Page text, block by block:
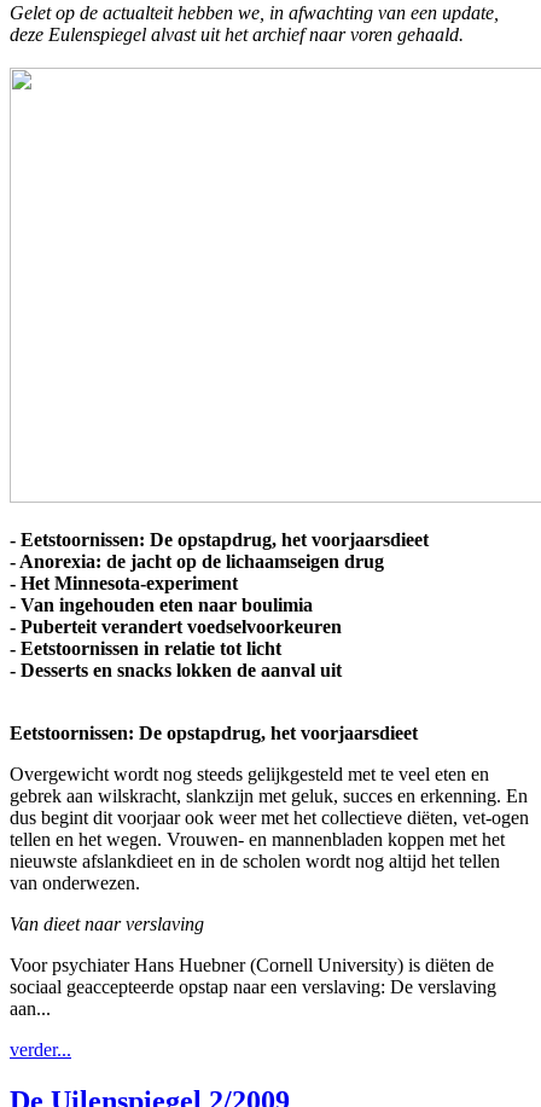
Gelet op de actualteit hebben we, in afwachting van een update,
deze Eulenspiegel alvast uit het archief naar voren gehaald.
- Eetstoornissen: De opstapdrug, het voorjaarsdieet
- Anorexia: de jacht op de lichaamseigen drug
- Het Minnesota-experiment
- Van ingehouden eten naar boulimia
- Puberteit verandert voedselvoorkeuren
- Eetstoornissen in relatie tot licht
- Desserts en snacks lokken de aanval uit
Eetstoornissen: De opstapdrug, het voorjaarsdieet
Overgewicht wordt nog steeds gelijkgesteld met te veel eten en
gebrek aan wilskracht, slankzijn met geluk, succes en erkenning. En
dus begint dit voorjaar ook weer met het collectieve diëten, vet-ogen
tellen en het wegen. Vrouwen- en mannenbladen koppen met het
nieuwste afslankdieet en in de scholen wordt nog altijd het tellen
van onderwezen.
Van dieet naar verslaving
Voor psychiater Hans Huebner (Cornell University) is diëten de
sociaal geaccepteerde opstap naar een verslaving: De verslaving
aan...
verder...
De Uilenspiegel 2/2009